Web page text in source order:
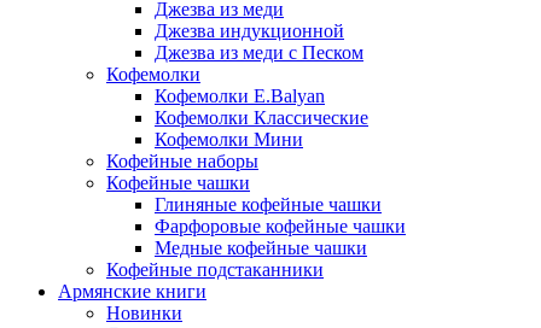
Джезва из меди
Джезва индукционной
Джезва из меди с Песком
Кофемолки
Кофемолки E.Balyan
Кофемолки Классические
Кофемолки Мини
Кофейные наборы
Кофейные чашки
Глиняные кофейные чашки
Фарфоровые кофейные чашки
Медные кофейные чашки
Кофейные подстаканники
Армянские книги
Новинки